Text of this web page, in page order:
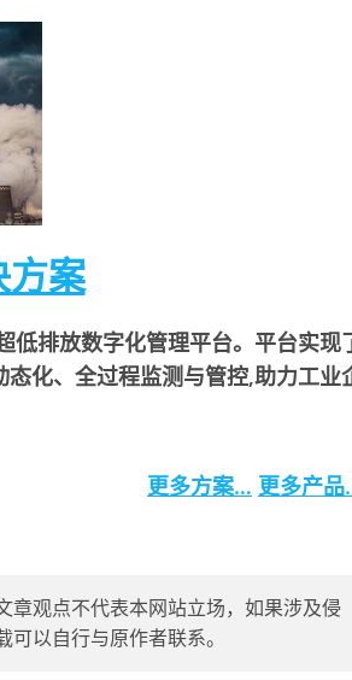
案
低排放数字化管理平台。平台实现
化、全过程监测与管控,助力工业
更多方案… 更多产
章观点不代表本网站立场，如果涉及侵
以自行与原作者联系。